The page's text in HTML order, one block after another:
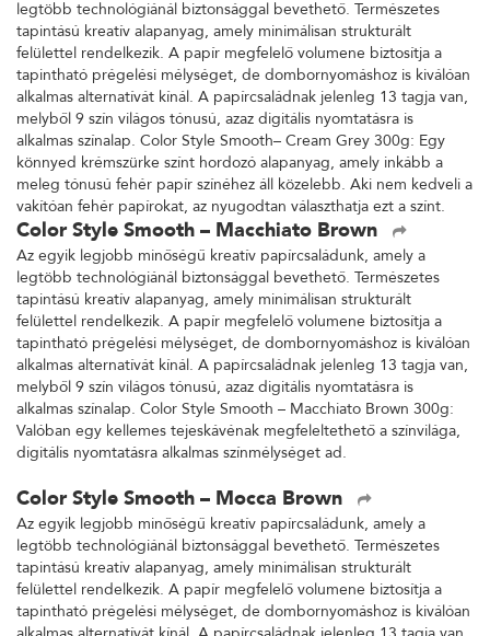
legtöbb technológiánál biztonsággal bevethető. Természetes
tapintású kreatív alapanyag, amely minimálisan strukturált
felülettel rendelkezik. A papír megfelelő volumene biztosítja a
tapintható prégelési mélységet, de dombornyomáshoz is kiválóan
alkalmas alternatívát kínál. A papírcsaládnak jelenleg 13 tagja van,
melyből 9 szín világos tónusú, azaz digitális nyomtatásra is
alkalmas színalap. Color Style Smooth– Cream Grey 300g: Egy
könnyed krémszürke színt hordozó alapanyag, amely inkább a
meleg tónusú fehér papír színéhez áll közelebb. Aki nem kedveli a
vakítóan fehér papírokat, az nyugodtan választhatja ezt a színt.
Color Style Smooth – Macchiato Brown
Az egyik legjobb minőségű kreatív papírcsaládunk, amely a
legtöbb technológiánál biztonsággal bevethető. Természetes
tapintású kreatív alapanyag, amely minimálisan strukturált
felülettel rendelkezik. A papír megfelelő volumene biztosítja a
tapintható prégelési mélységet, de dombornyomáshoz is kiválóan
alkalmas alternatívát kínál. A papírcsaládnak jelenleg 13 tagja van,
melyből 9 szín világos tónusú, azaz digitális nyomtatásra is
alkalmas színalap. Color Style Smooth – Macchiato Brown 300g:
Valóban egy kellemes tejeskávénak megfeleltethető a színvilága,
digitális nyomtatásra alkalmas színmélységet ad.
Color Style Smooth – Mocca Brown
Az egyik legjobb minőségű kreatív papírcsaládunk, amely a
legtöbb technológiánál biztonsággal bevethető. Természetes
tapintású kreatív alapanyag, amely minimálisan strukturált
felülettel rendelkezik. A papír megfelelő volumene biztosítja a
tapintható prégelési mélységet, de dombornyomáshoz is kiválóan